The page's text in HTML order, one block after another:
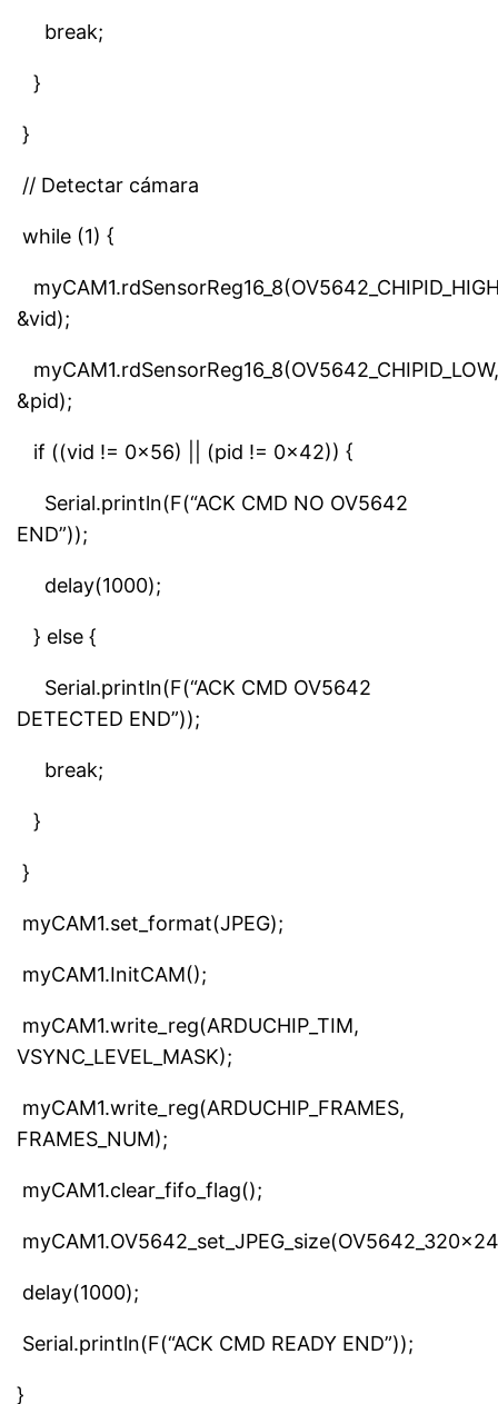
break;
}
}
// Detectar cámara
while (1) {
&vid);
myCAM1.rdSensorReg16_8(OV5642_CHIPID_LOW,
&pid);
if ((vid != 0x56) || (pid != 0x42)) {
Serial.println(F(“ACK CMD NO OV5642
END”));
delay(1000);
} else {
Serial.println(F(“ACK CMD OV5642
DETECTED END”));
break;
}
}
myCAM1.set_format(JPEG);
myCAM1.InitCAM();
myCAM1.write_reg(ARDUCHIP_TIM,
VSYNC_LEVEL_MASK);
myCAM1.write_reg(ARDUCHIP_FRAMES,
FRAMES_NUM);
myCAM1.clear_fifo_flag();
delay(1000);
Serial.println(F(“ACK CMD READY END”));
}